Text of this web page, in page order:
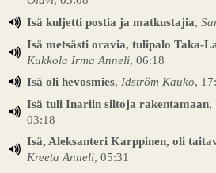
Isä kuljetti postia ja matkustajia,
Isä metsästi oravia, tulipalo Taka-
Kukkola Irma Anneli, 06:18
Isä oli hevosmies, Idström Kauko,
Isä tuli Inariin siltoja rakentamaan,
03:18
Isä, Aleksanteri Karppinen, oli
Kreeta Anneli, 05:31